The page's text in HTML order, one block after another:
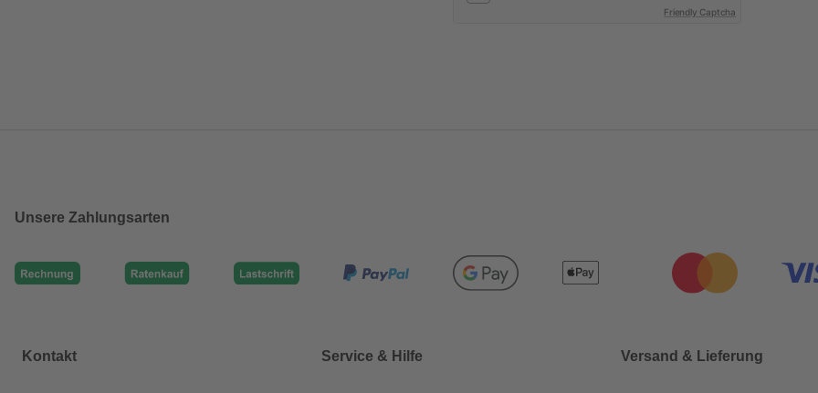
Friendly Captcha
Unsere Zahlungsarten
Kontakt Service & Hilfe Versand & Lieferung